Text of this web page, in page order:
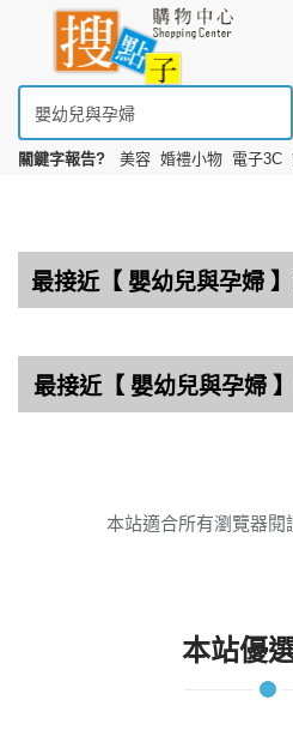
關鍵字報告? 美容 婚禮小物 電子3C
本站適合所有瀏覽器閱
本站優